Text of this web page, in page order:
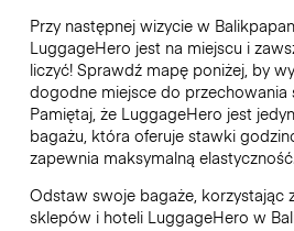
Przy następnej wizycie w
LuggageHero jest na miejscu i
liczyć! Sprawdź mapę poniżej, by
dogodne miejsce do przechowania
Pamiętaj, że LuggageHero jest
bagażu, która oferuje stawki
zapewnia maksymalną elastyczność.
Odstaw swoje bagaże, korzystając
sklepów i hoteli LuggageHero w